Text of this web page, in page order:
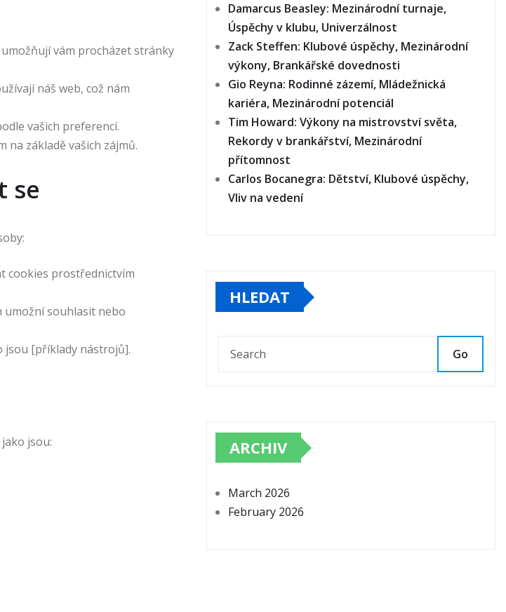
vám procházet stránky
náš web, což nám
vašich preferencí.
na základě vašich zájmů.
se
cookies prostřednictvím
umožní souhlasit nebo
jsou [příklady nástrojů].
jsou:
Damarcus Beasley: Mezinárodní turnaje,
Úspěchy v klubu, Univerzálnost
Zack Steffen: Klubové úspěchy, Mezinárodní
výkony, Brankářské dovednosti
Gio Reyna: Rodinné zázemí, Mládežnická
kariéra, Mezinárodní potenciál
Tim Howard: Výkony na mistrovství světa,
Rekordy v brankářství, Mezinárodní
přítomnost
Carlos Bocanegra: Dětství, Klubové úspěchy,
Vliv na vedení
HLEDAT
Go
ARCHIV
March 2026
February 2026